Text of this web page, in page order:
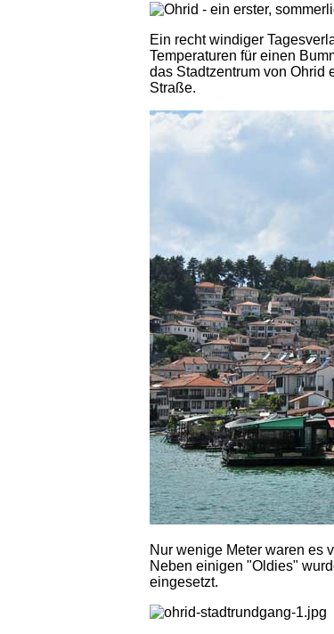
Ein recht windiger
Temperaturen für einen
das Stadtzentrum von Ohrid
Straße.
Nur wenige Meter waren es
Neben einigen "Oldies"
eingesetzt.